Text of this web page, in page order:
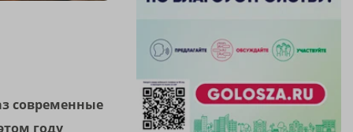
современные
году
16:36